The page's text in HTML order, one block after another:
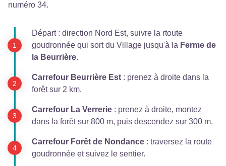
numéro 34.
Départ : direction Nord Est, suivre la rtoute
goudronnée qui sort du Village jusqu'à la Ferme de
la Beurrière.
Carrefour Beurrière Est : prenez à droite dans la
forêt sur 2 km.
Carrefour La Verrerie : prenez à droite, montez
dans la forêt sur 800 m, puis descendez sur 300 m.
Carrefour Forêt de Nondance : traversez la route
goudronnée et suivez le sentier.